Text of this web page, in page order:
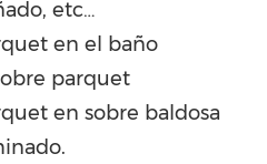
etc…
en el baño
parquet
en sobre baldosa